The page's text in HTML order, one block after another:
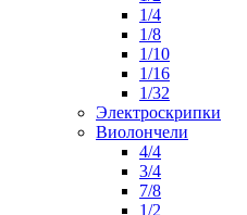
1/4
1/8
1/10
1/16
1/32
Электроскрипки
Виолончели
4/4
3/4
7/8
1/2